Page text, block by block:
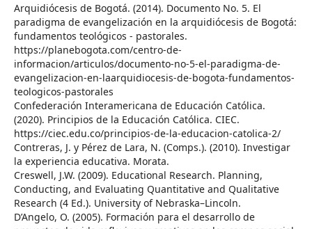
Arquidiócesis de Bogotá. (2014). Documento No. 5. El
paradigma de evangelización en la arquidiócesis de Bogotá:
fundamentos teológicos - pastorales.
https://planebogota.com/centro-de-
informacion/articulos/documento-no-5-el-paradigma-de-
evangelizacion-en-laarquidiocesis-de-bogota-fundamentos-
teologicos-pastorales
Confederación Interamericana de Educación Católica.
(2020). Principios de la Educación Católica. CIEC.
https://ciec.edu.co/principios-de-la-educacion-catolica-2/
Contreras, J. y Pérez de Lara, N. (Comps.). (2010). Investigar
la experiencia educativa. Morata.
Creswell, J.W. (2009). Educational Research. Planning,
Conducting, and Evaluating Quantitative and Qualitative
Research (4 Ed.). University of Nebraska–Lincoln.
D’Angelo, O. (2005). Formación para el desarrollo de